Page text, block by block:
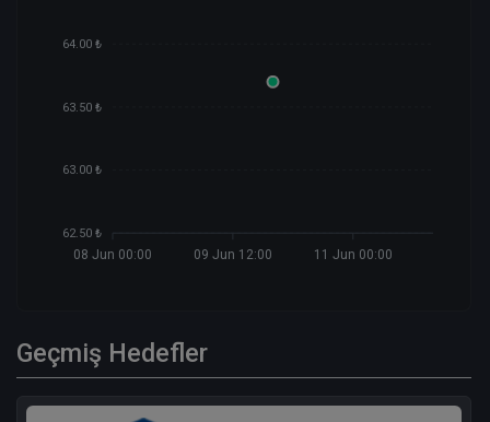
64.00 ₺
63.50 ₺
63.00 ₺
62.50 ₺
08 Jun 00:00 09 Jun 12:00 11 Jun 00:00
Geçmiş Hedefler